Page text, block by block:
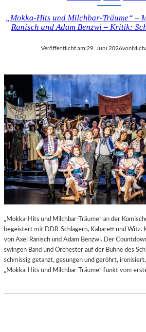
„Mokka-Hits und Milchbar-Träume“ –
Ranisch und Adam Benzwi – Kritik:
Veröffentlicht am:29. Juni 2026von
„Mokka-Hits und Milchbar-Träume“ an der
begeistert mit DDR-Schlagern, Kabarett und
von Axel Ranisch und Adam Benzwi. Der
swingen Band und Orchester auf der Bühne des
schmissig getanzt, gesungen und geröhrt,
„Mokka-Hits und Milchbar-Träume“ funkt vom